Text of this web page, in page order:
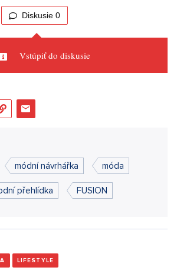
Diskusie 0
Vstúpiť do diskusie
módní návrhářka móda
přehlídka FUSION
LIFESTYLE